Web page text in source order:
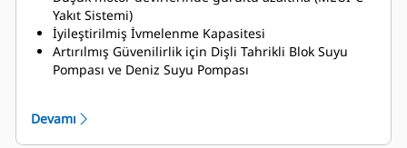
Yakıt Sistemi)
İyileştirilmiş İvmelenme Kapasitesi
Artırılmış Güvenilirlik için Dişli Tahrikli Blok Suyu
Pompası ve Deniz Suyu Pompası
Sol ve Sağ Taraftan Servis seçenekleri mevcuttur
Devamı